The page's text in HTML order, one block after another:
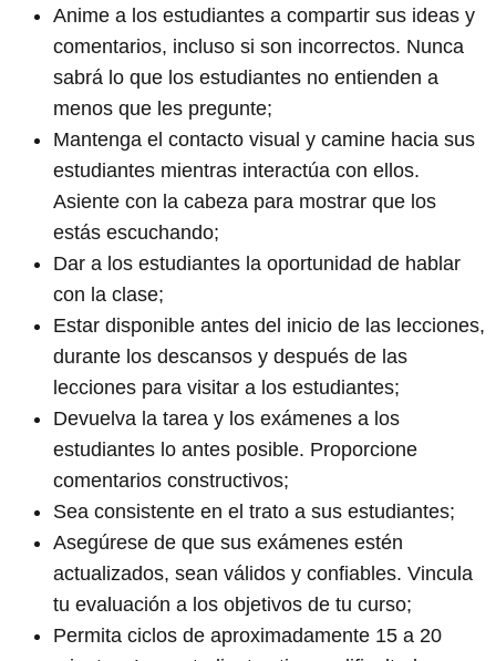
Anime a los estudiantes a compartir sus ideas y
comentarios, incluso si son incorrectos. Nunca
sabrá lo que los estudiantes no entienden a
menos que les pregunte;
Mantenga el contacto visual y camine hacia sus
estudiantes mientras interactúa con ellos.
Asiente con la cabeza para mostrar que los
estás escuchando;
Dar a los estudiantes la oportunidad de hablar
con la clase;
Estar disponible antes del inicio de las lecciones,
durante los descansos y después de las
lecciones para visitar a los estudiantes;
Devuelva la tarea y los exámenes a los
estudiantes lo antes posible. Proporcione
comentarios constructivos;
Sea consistente en el trato a sus estudiantes;
Asegúrese de que sus exámenes estén
actualizados, sean válidos y confiables. Vincula
tu evaluación a los objetivos de tu curso;
Permita ciclos de aproximadamente 15 a 20